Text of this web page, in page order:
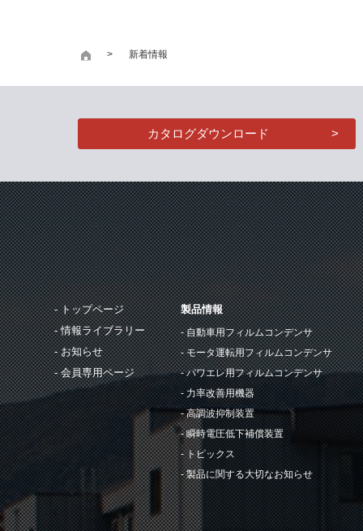
新着情報
カタログダウンロード
トップページ
情報ライブラリー
お知らせ
会員専用ページ
製品情報
自動車用フィルムコンデンサ
モータ運転用フィルムコンデンサ
パワエレ用フィルムコンデンサ
力率改善用機器
高調波抑制装置
瞬時電圧低下補償装置
トピックス
製品に関する大切なお知らせ